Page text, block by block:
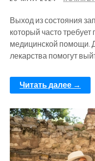
Выход из состояния
который часто
медицинской помощи.
лекарства помогут
Читать далее →